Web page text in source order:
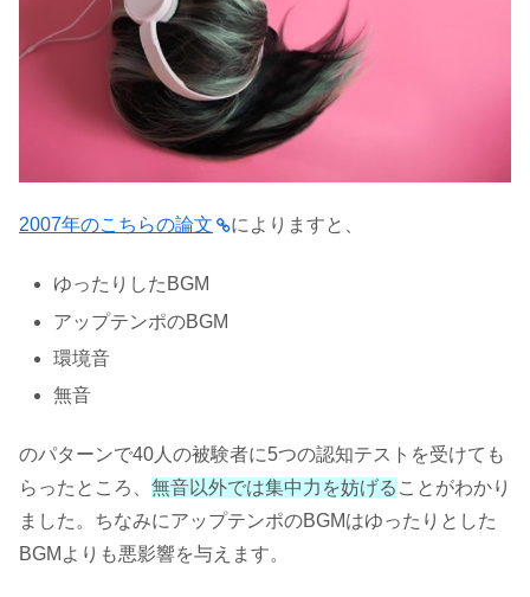
2007年のこちらの論文 によりますと、
ゆったりしたBGM
アップテンポのBGM
環境音
無音
のパターンで40人の被験者に5つの認知テストを受けても
らったところ、 無音以外では集中力を妨げる ことがわかり
ました。ちなみにアップテンポのBGMはゆったりとした
BGMよりも悪影響を与えます。